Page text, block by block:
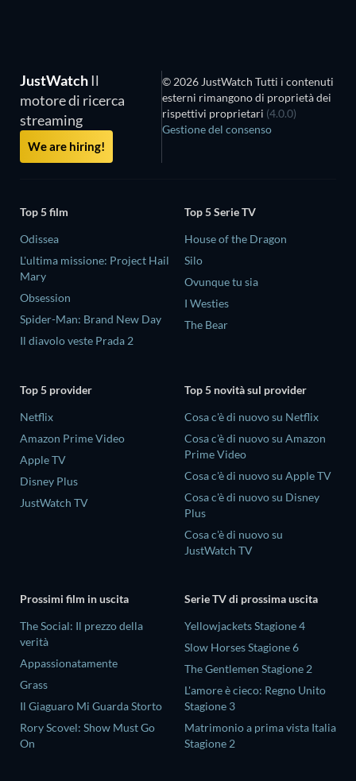
JustWatch Il
motore di ricerca
streaming
We are hiring!
© 2026 JustWatch Tutti i contenuti
esterni rimangono di proprietà dei
rispettivi proprietari (4.0.0)
Gestione del consenso
Top 5 film
Odissea
L'ultima missione: Project Hail
Mary
Obsession
Spider-Man: Brand New Day
Il diavolo veste Prada 2
Top 5 Serie TV
House of the Dragon
Silo
Ovunque tu sia
I Westies
The Bear
Top 5 provider
Netflix
Amazon Prime Video
Apple TV
Disney Plus
JustWatch TV
Top 5 novità sul provider
Cosa c'è di nuovo su Netflix
Cosa c'è di nuovo su Amazon
Prime Video
Cosa c'è di nuovo su Apple TV
Cosa c'è di nuovo su Disney
Plus
Cosa c'è di nuovo su
JustWatch TV
Prossimi film in uscita
The Social: Il prezzo della
verità
Appassionatamente
Grass
Il Giaguaro Mi Guarda Storto
Rory Scovel: Show Must Go
On
Serie TV di prossima uscita
Yellowjackets Stagione 4
Slow Horses Stagione 6
The Gentlemen Stagione 2
L'amore è cieco: Regno Unito
Stagione 3
Matrimonio a prima vista Italia
Stagione 2